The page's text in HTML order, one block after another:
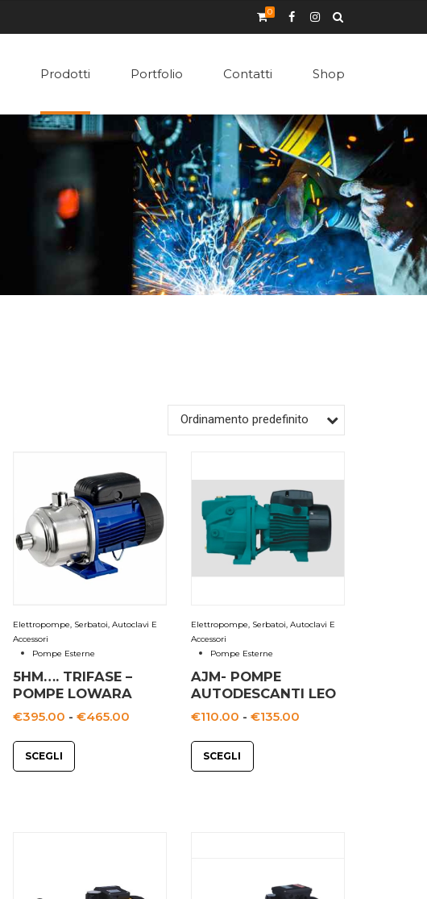
0
Prodotti Portfolio Contatti Shop
Ordinamento predefinito
Elettropompe, Serbatoi, Autoclavi E
Accessori
Pompe Esterne
5HM…. TRIFASE –
POMPE LOWARA
€395.00 - €465.00Fascia
SCEGLI
Elettropompe, Serbatoi, Autoclavi E
Accessori
Pompe Esterne
AJM- POMPE
AUTODESCANTI LEO
€110.00 - €135.00Fascia
SCEGLI